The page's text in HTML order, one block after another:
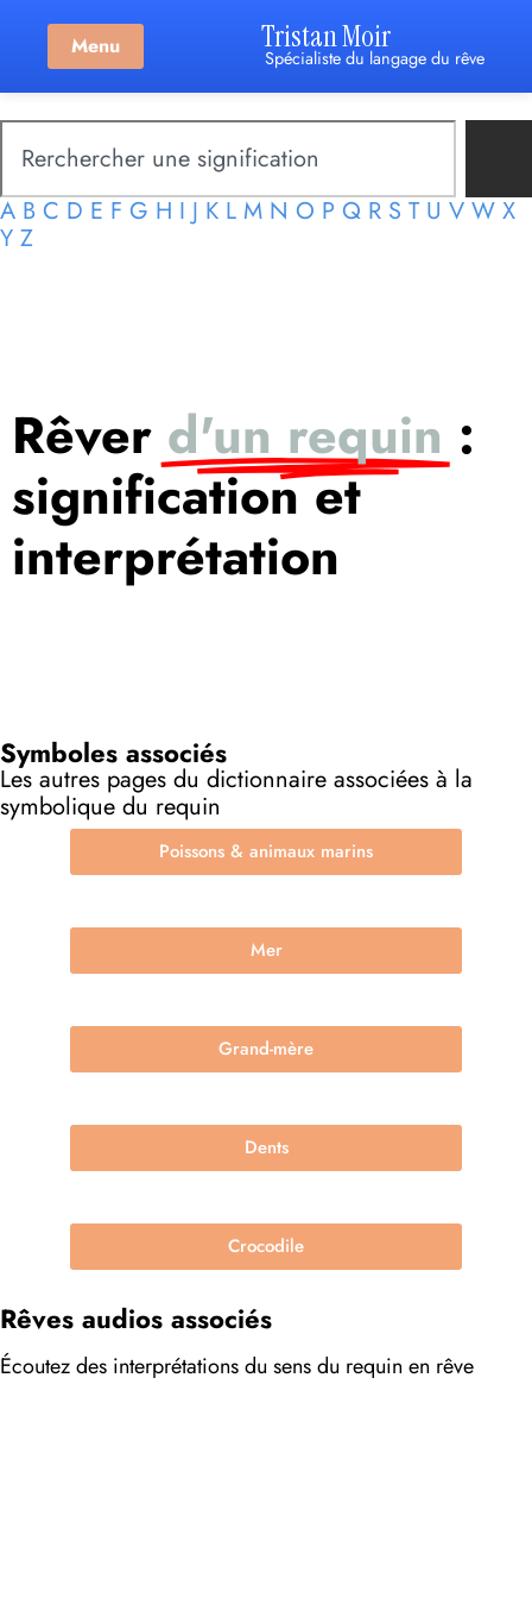
Menu Tristan Moir
Spécialiste du langage du rêve
A B C D E F G H I J K L M N O P Q R S T U V W X
Y Z
Rêver d'un requin :
signification et
interprétation
Symboles associés
Les autres pages du dictionnaire associées à la
symbolique du requin
Poissons & animaux marins
Mer
Grand-mère
Dents
Crocodile
Rêves audios associés
Écoutez des interprétations du sens du requin en rêve